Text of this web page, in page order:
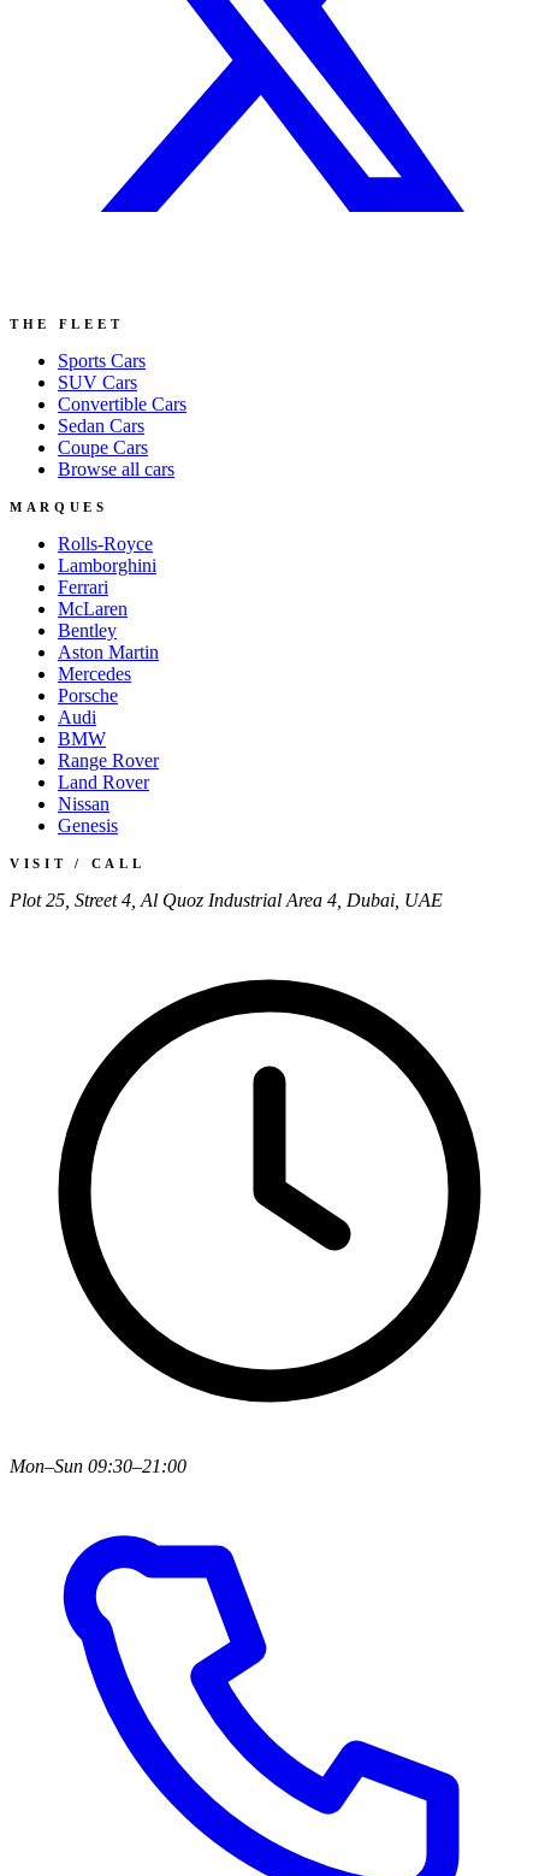
THE FLEET
Sports Cars
SUV Cars
Convertible Cars
Sedan Cars
Coupe Cars
Browse all cars
MARQUES
Rolls-Royce
Lamborghini
Ferrari
McLaren
Bentley
Aston Martin
Mercedes
Porsche
Audi
BMW
Range Rover
Land Rover
Nissan
Genesis
VISIT / CALL
Plot 25, Street 4, Al Quoz Industrial Area 4, Dubai, UAE
Mon–Sun 09:30–21:00